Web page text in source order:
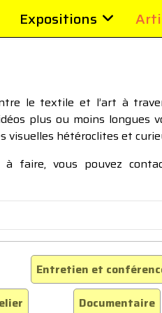
Expositions
le textile et l’art à
plus ou moins longues
visuelles hétéroclites et
faire, vous pouvez
Entretien et
Documentaire